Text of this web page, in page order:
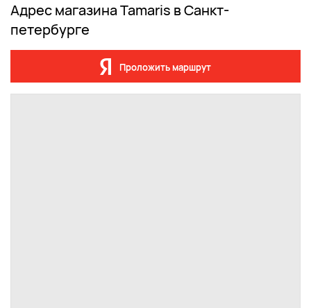
Адрес магазина Tamaris в Санкт-
петербурге
Проложить маршрут